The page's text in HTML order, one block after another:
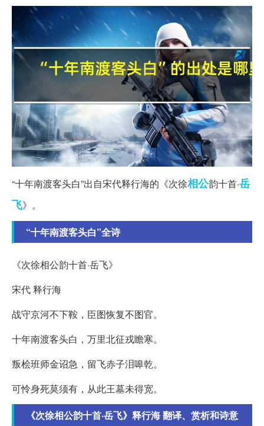
“十年南渡客头白”出自宋代释行海的《次徐相公韵十首·岳
飞》。
“十年南渡客头白”全诗
《次徐相公韵十首·岳飞》
宋代 释行海
战守京河不下鞍，臣图恢复不图官。
十年南渡客头白，万里北征戎瞻寒。
叛桧班师金诏急，留飞赤子泪嗥乾。
可怜身死莫须有，从此王墓未得宽。
《次徐相公韵十首·岳飞》释行海 翻译、赏析和诗意